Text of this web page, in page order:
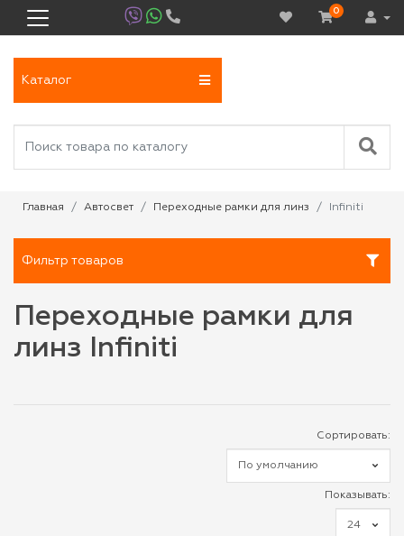
0
Каталог
Главная Автосвет Переходные рамки для линз Infiniti
Фильтр товаров
Переходные рамки для
линз Infiniti
Сортировать:
Показывать: